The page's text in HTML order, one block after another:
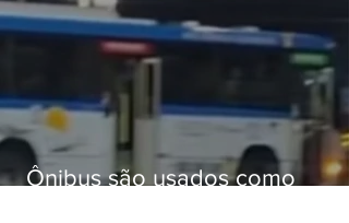
Ônibus são usados como